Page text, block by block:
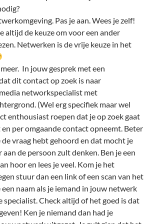
Pas je aan. Wees je zelf!
altijd de keuze om voor een ander
Netwerken is de vrije keuze in het
In jouw gesprek met een
dit contact op zoek is naar
networkspecialist met
(Wel erg specifiek maar wel
enthousiast roepen dat je op zoek gaat
per omgaande contact opneemt. Beter
de vraag hebt gehoord en dat mocht je
de persoon zult denken. Ben je een
hoor en lees je veel. Kom je het
stuur dan een link of een scan van het
naam als je iemand in jouw netwerk
specialist. Check altijd of het goed is dat
Ken je niemand dan had je